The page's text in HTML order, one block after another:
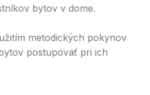
bytov v dome.
metodických pokynov
postupovať pri ich